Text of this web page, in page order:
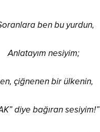
ben bu yurdun,
Anlatayım nesiyim;
çiğnenen bir ülkenin,
diye bağıran sesiyim!”